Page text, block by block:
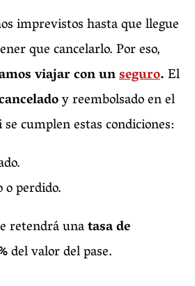
imprevistos hasta que llegue
que cancelarlo. Por eso,
viajar con unseguro.El
y reembolsado en el
cumplen estas condiciones:
o perdido.
retendrá unatasa de
del valor del pase.